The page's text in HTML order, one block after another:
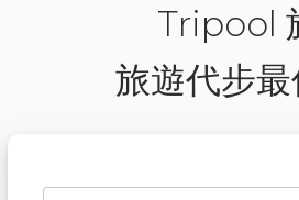
Tripool
旅遊代步